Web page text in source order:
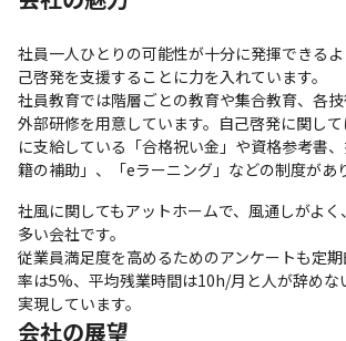
社員一人ひとりの可能性が十分に発揮できる
己啓発を支援することに力を入れています。
社員教育では階層ごとの教育や集合教育、各
外部研修を用意しています。自己啓発に関し
に支給している「合格祝い金」や資格参考書
籍の補助」、「eラーニング」などの制度があ
社風に関してもアットホームで、風通しがよ
多い会社です。
従業員満足度を高めるためのアンケートも定
率は5%、平均残業時間は10h/月と人が辞めな
実現しています。
会社の展望